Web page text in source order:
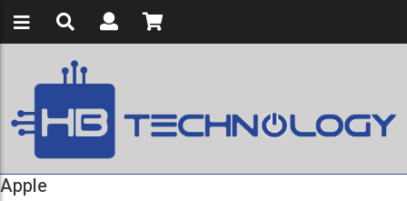
Apple